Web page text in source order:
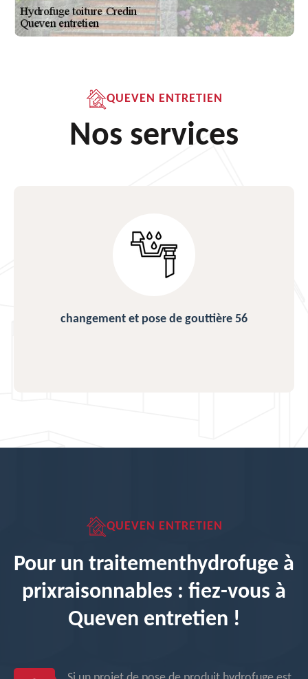
QUEVEN ENTRETIEN
Nos services
changement et pose de gouttière 56
QUEVEN ENTRETIEN
Pour un traitementhydrofuge à
prixraisonnables : fiez-vous à
Queven entretien !